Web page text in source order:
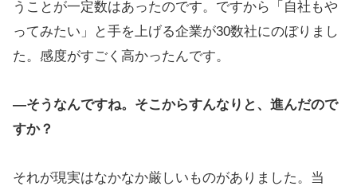
うことが一定数はあったのです。ですから「自社もや
ってみたい」と手を上げる企業が30数社にのぼりまし
た。感度がすごく高かったんです。
―そうなんですね。そこからすんなりと、進んだので
すか？
それが現実はなかなか厳しいものがありました。当